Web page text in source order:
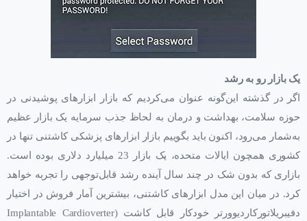
یک بازار رو به رشد
اگر در گذشته این‌گونه عنوان می‌کردیم که بازار ابزارهای پوشیدنی در
حوزه سلامت، بهداشت و درمان به لحاظ جذب سرمایه یک بازار عظیم
به‌شمار می‌رود، اکنون باید بگوییم بازار ابزارهای پزشکی کاشتنی تنها در
کشوری همچون ایالات متحده، یک بازار 23 میلیارد دلاری بوده است.
بازاری که بدون شک در چند سال آینده رشد قابل‌توجهی را تجربه خواهد
کرد. در میان این مدل ابزارهای کاشتنی، بیشترین آمار فروش در اختیار
دفیبریلاتور‌کاردیوورتر خودکار قابل کاشت (Implantable Cardioverter